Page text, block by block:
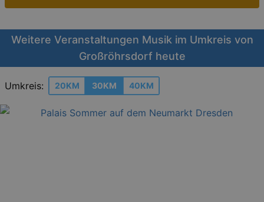
Weitere Veranstaltungen Musik im Umkreis von
Großröhrsdorf heute
Umkreis: 20KM 30KM 40KM